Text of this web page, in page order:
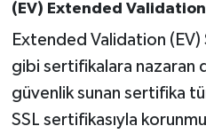
(EV) Extended Validation
Extended Validation (EV)
gibi sertifikalara nazaran
güvenlik sunan sertifika
SSL sertifikasıyla